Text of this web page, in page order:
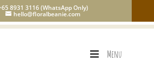
8931 3116 (WhatsApp Only)
hello@floralbeanie.com
Menu